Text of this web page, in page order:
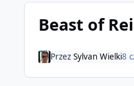
Beast of
PrzezSylvan Wielki8